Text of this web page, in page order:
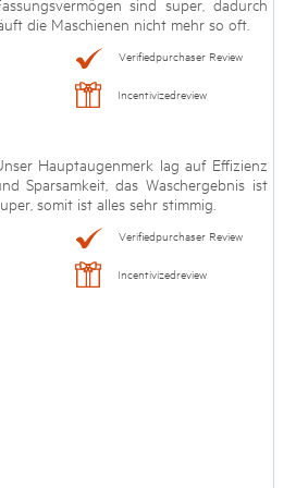
die Maschienen nicht mehr so oft.
Verifiedpurchaser Review
Incentivizedreview
Hauptaugenmerk lag auf Effizienz
Sparsamkeit, das Waschergebnis ist
somit ist alles sehr stimmig.
Verifiedpurchaser Review
Incentivizedreview